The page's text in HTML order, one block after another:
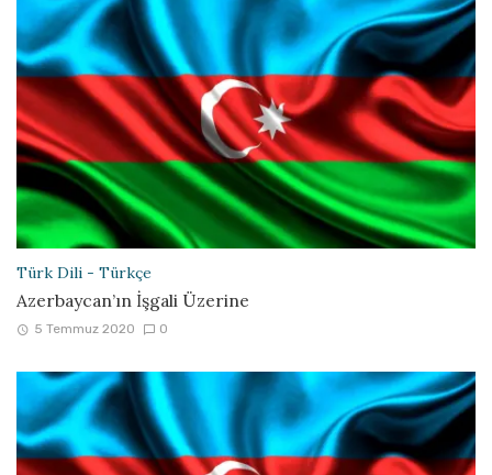
Türk Dili - Türkçe
Azerbaycan’ın İşgali Üzerine
5 Temmuz 2020 0